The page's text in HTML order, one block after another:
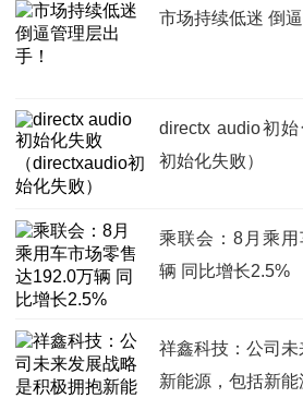
市场持续低迷 倒
directx audio初
初始化失败）
乘联会：8月乘
辆 同比增长2.5%
祥鑫科技：公司
新能源，包括新